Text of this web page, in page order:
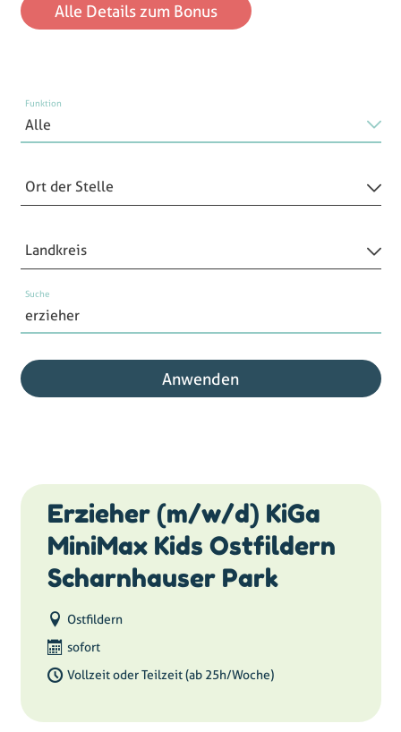
Alle Details zum Bonus
Funktion
Ort der Stelle
Landkreis
Suche
Anwenden
Erzieher (m/w/d) KiGa
MiniMax Kids Ostfildern
Scharnhauser Park
Ostfildern
sofort
Vollzeit oder Teilzeit (ab 25h/Woche)